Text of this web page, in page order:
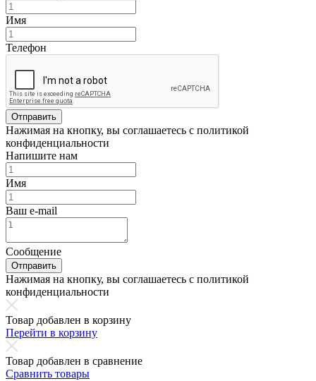
Имя
Телефон
Отправить
Нажимая на кнопку, вы соглашаетесь с политикой
конфиденциальности
Напишите нам
Имя
Ваш e-mail
Сообщение
Отправить
Нажимая на кнопку, вы соглашаетесь с политикой
конфиденциальности
Товар добавлен в корзину
Перейти в корзину
Товар добавлен в сравнение
Сравнить товары